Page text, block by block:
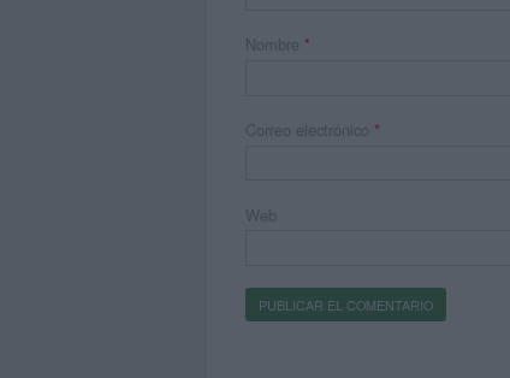
Nombre *
Correo electrónico *
Web